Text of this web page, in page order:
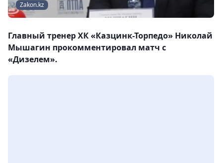
Zakon.kz
Главный тренер ХК «Казцинк-Торпедо» Николай
Мышагин прокомментировал матч с
«Дизелем».